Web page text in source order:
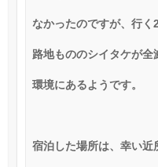
なかったのですが、行く 2
路地もののシイタケが
環境にあるようです。
宿泊した場所は、幸い近